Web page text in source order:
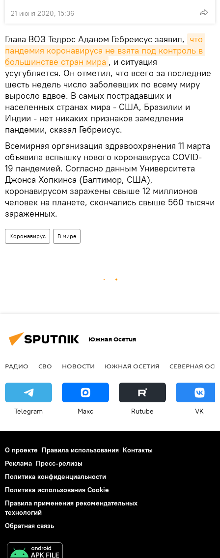
21 июня 2020, 15:36
Глава ВОЗ Тедрос Аданом Гебреисус заявил, что
пандемия коронавируса не взята под контроль в
большинстве стран мира , и ситуация
усугубляется. Он отметил, что всего за последние
шесть недель число заболевших по всему миру
выросло вдвое. В самых пострадавших и
населенных странах мира - США, Бразилии и
Индии - нет никаких признаков замедления
пандемии, сказал Гебреисус.
Всемирная организация здравоохранения 11 марта
объявила вспышку нового коронавируса COVID-
19 пандемией. Согласно данным Университета
Джонса Хопкинса (Балтимор, США),
коронавирусом заражены свыше 12 миллионов
человек на планете, скончались свыше 560 тысячи
зараженных.
Коронавирус В мире
Южная Осетия
РАДИО СВО НОВОСТИ ЮЖНАЯ ОСЕТИЯ СЕВЕРНАЯ
Telegram Макс Rutube VK
О проекте Правила использования Контакты
Реклама Пресс-релизы
Политика конфиденциальности
Политика использования Cookie
Правила применения рекомендательных
технологий
Обратная связь